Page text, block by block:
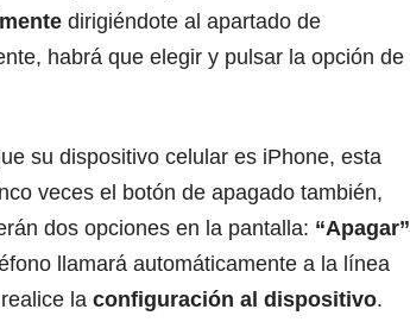
dirigiéndote al apartado de
habrá que elegir y pulsar la opción de
su dispositivo celular es iPhone, esta
veces el botón de apagado también,
dos opciones en la pantalla: “Apagar”
llamará automáticamente a la línea
la configuración al dispositivo.